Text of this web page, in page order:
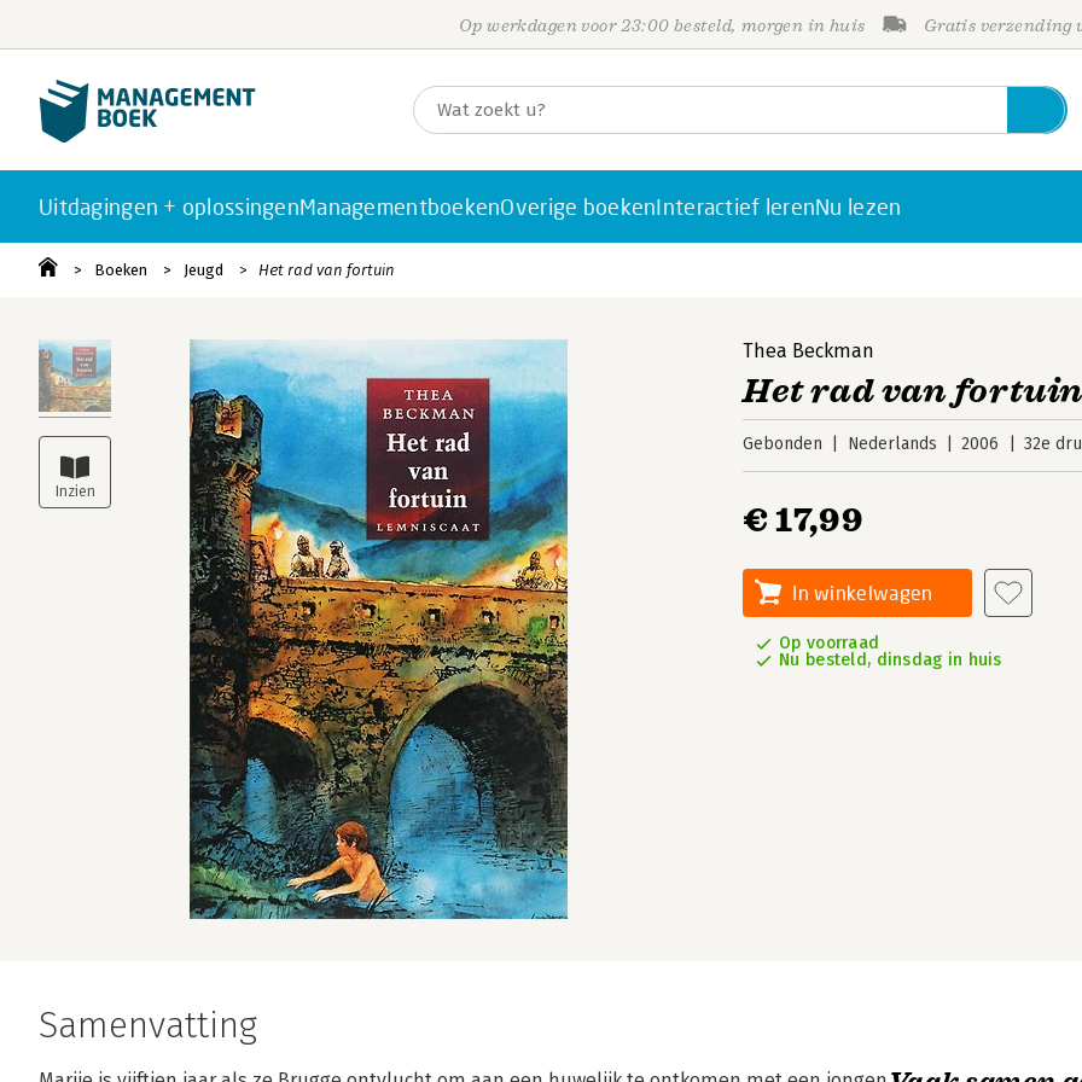
Op werkdagen voor 23:00 besteld, morgen in huis Gratis verzending
Uitdagingen + oplossingenManagementboekenOverige boekenInteractief lerenNu lezen
Boeken Jeugd Het rad van fortuin
Thea Beckman
Het rad van fortuin
Gebonden Nederlands 2006 32e
€ 17,99
In winkelwagen
Op voorraad
Nu besteld, dinsdag in huis
Samenvatting